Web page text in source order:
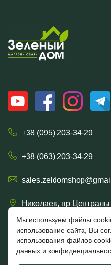
+38 (095) 203-34-29
+38 (063) 203-34-29
Николаев, пр
4.7
Мы используем файлы
использование сайта, Вы
использования файлов
данных и